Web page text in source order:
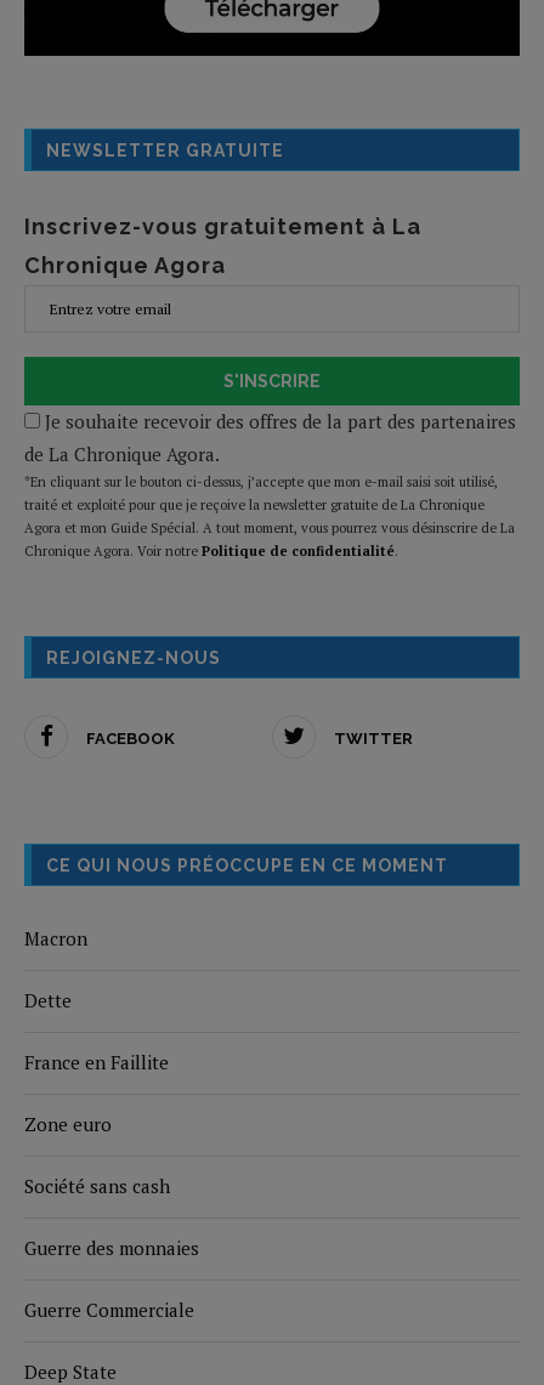
NEWSLETTER GRATUITE
Inscrivez-vous gratuitement à La
Chronique Agora
S'INSCRIRE
Je souhaite recevoir des offres de la part des partenaires
de La Chronique Agora.
*En cliquant sur le bouton ci-dessus, j’accepte que mon e-mail saisi soit utilisé,
traité et exploité pour que je reçoive la newsletter gratuite de La Chronique
Agora et mon Guide Spécial. A tout moment, vous pourrez vous désinscrire de La
Chronique Agora. Voir notre Politique de confidentialité.
REJOIGNEZ-NOUS
FACEBOOK TWITTER
CE QUI NOUS PRÉOCCUPE EN CE MOMENT
Macron
Dette
France en Faillite
Zone euro
Société sans cash
Guerre des monnaies
Guerre Commerciale
Deep State